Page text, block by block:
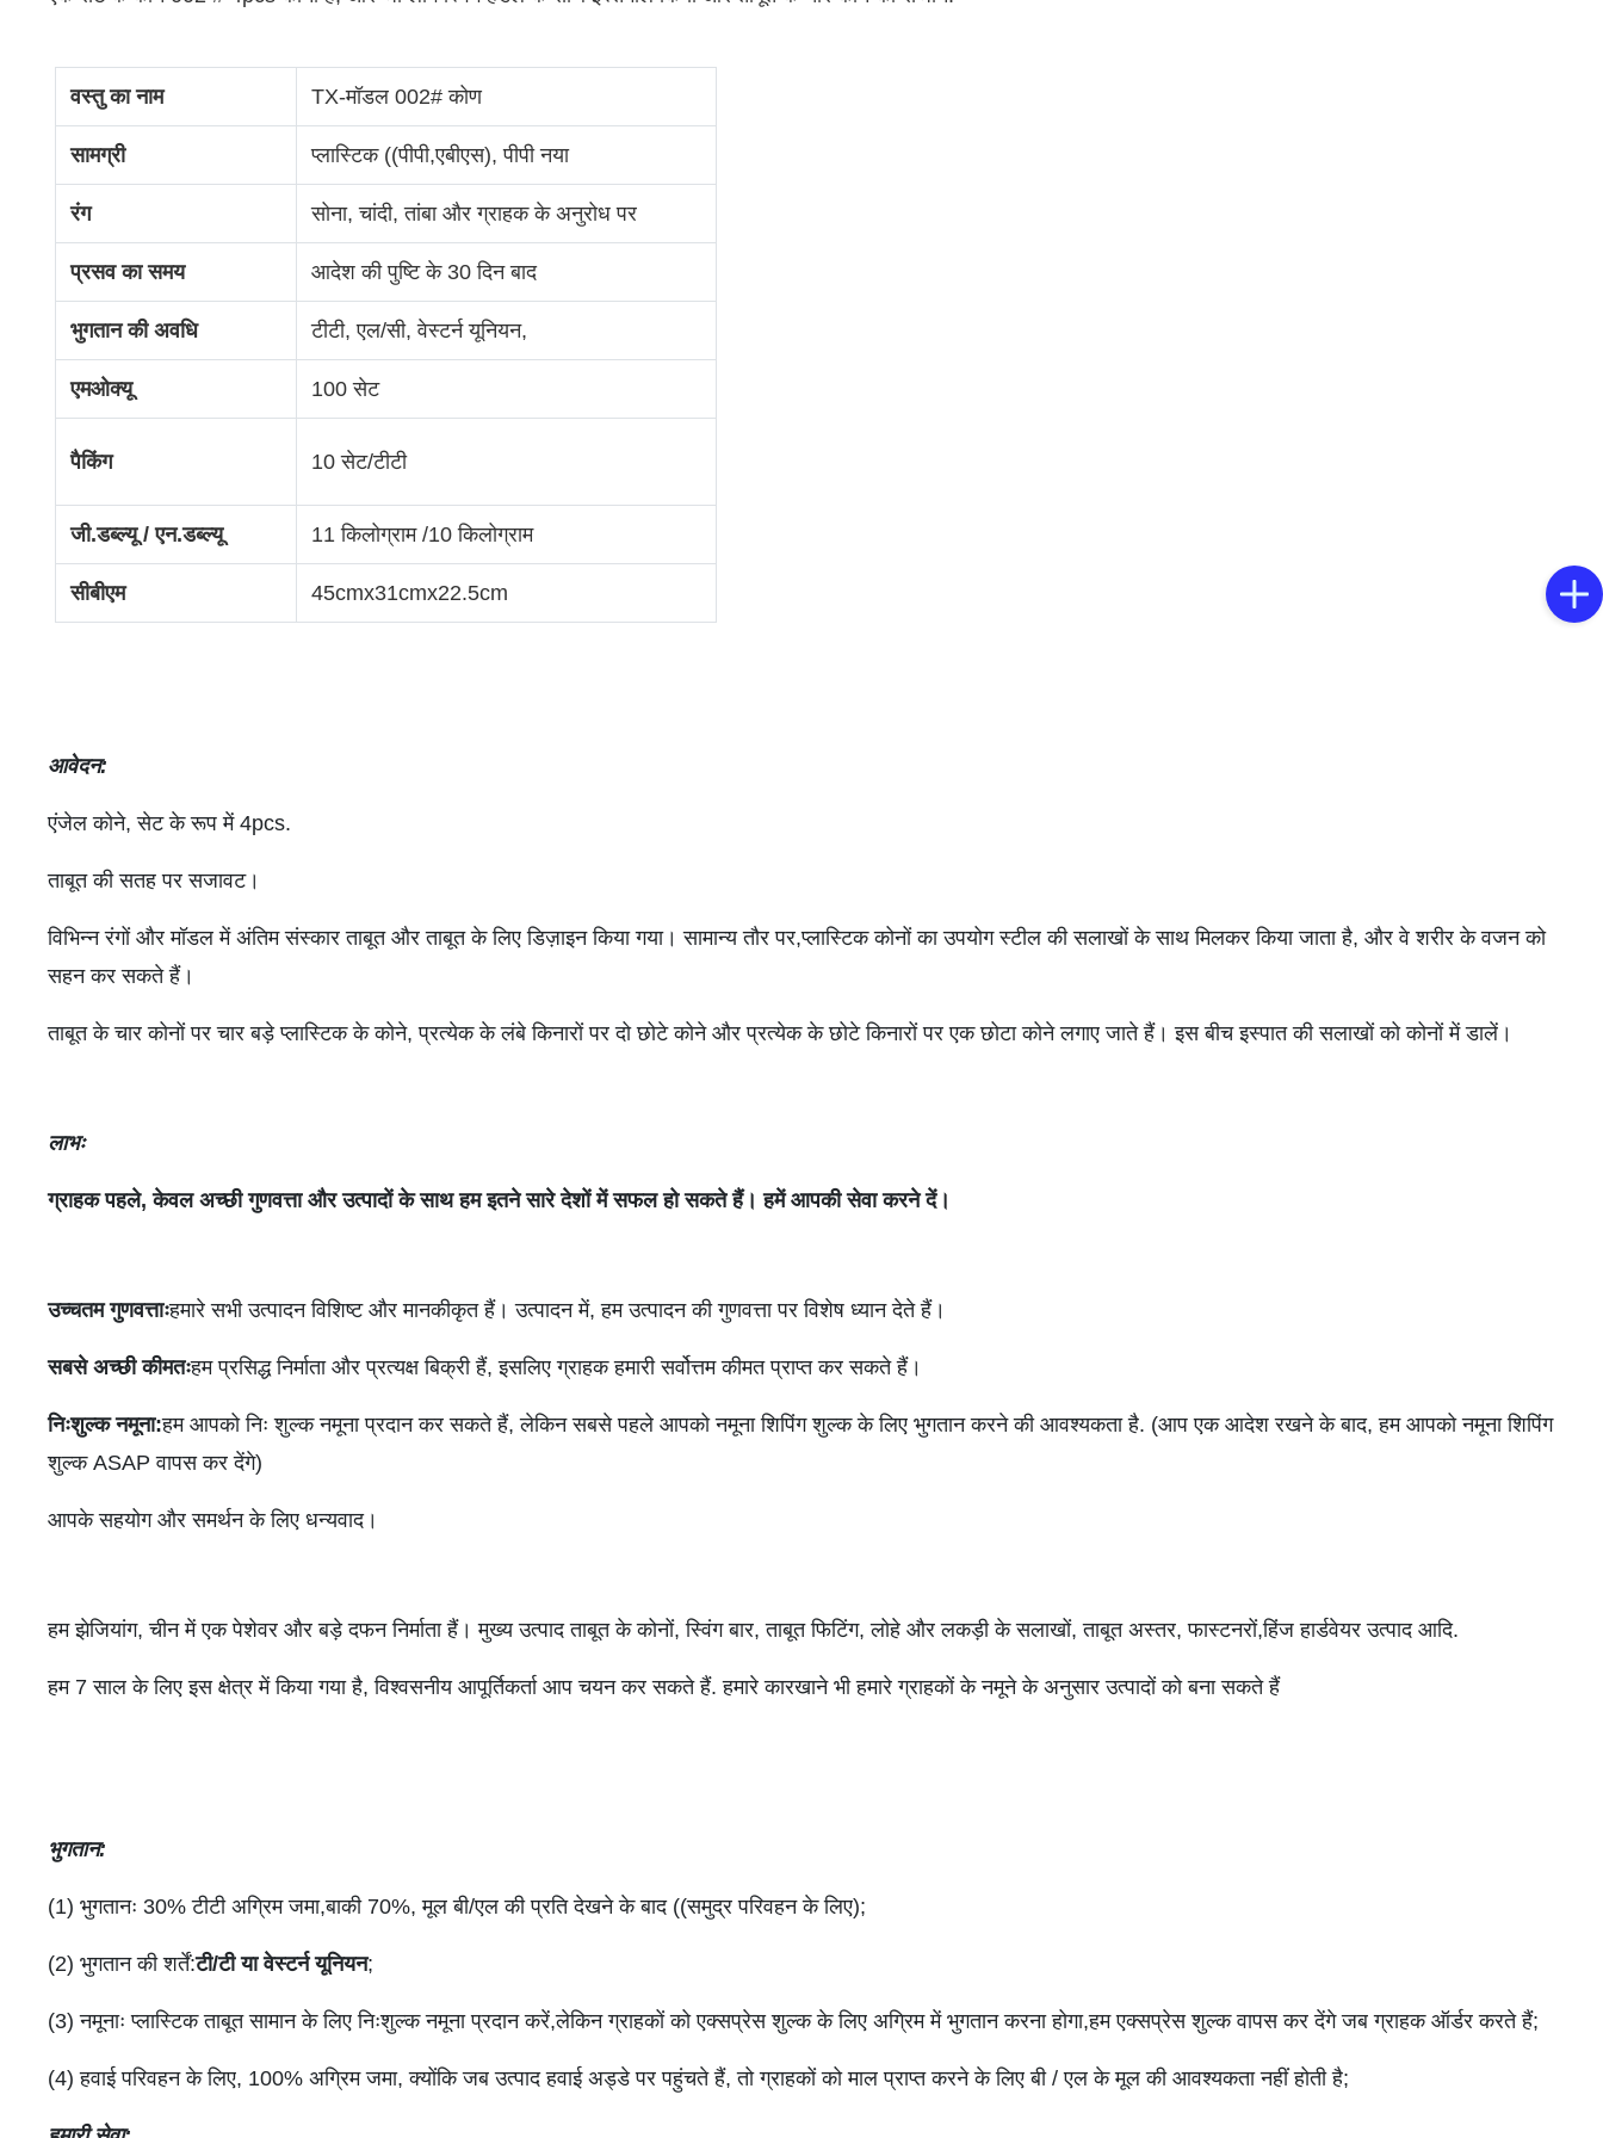
वस्तु का नाम TX-मॉडल 002# कोण
सामग्री प्लास्टिक ((पीपी,एबीएस), पीपी नया
रंग सोना, चांदी, तांबा और ग्राहक के अनुरोध पर
प्रसव का समय आदेश की पुष्टि के 30 दिन बाद
भुगतान की अवधि टीटी, एल/सी, वेस्टर्न यूनियन,
एमओक्यू 100 सेट
पैकिंग 10 सेट/टीटी
जी.डब्ल्यू / एन.डब्ल्यू 11 किलोग्राम /10 किलोग्राम
सीबीएम 45cmx31cmx22.5cm
आवेदन:
एंजेल कोने, सेट के रूप में 4pcs.
ताबूत की सतह पर सजावट।
विभिन्न रंगों और मॉडल में अंतिम संस्कार ताबूत और ताबूत के लिए डिज़ाइन किया गया। सामान्य तौर पर,प्लास्टिक कोनों का उपयोग स्टील की सलाखों के साथ मिलकर किया जाता है, और वे शरीर के वजन को
सहन कर सकते हैं।
ताबूत के चार कोनों पर चार बड़े प्लास्टिक के कोने, प्रत्येक के लंबे किनारों पर दो छोटे कोने और प्रत्येक के छोटे किनारों पर एक छोटा कोने लगाए जाते हैं। इस बीच इस्पात की सलाखों को कोनों में डालें।
लाभः
ग्राहक पहले, केवल अच्छी गुणवत्ता और उत्पादों के साथ हम इतने सारे देशों में सफल हो सकते हैं। हमें आपकी सेवा करने दें।
उच्चतम गुणवत्ताःहमारे सभी उत्पादन विशिष्ट और मानकीकृत हैं। उत्पादन में, हम उत्पादन की गुणवत्ता पर विशेष ध्यान देते हैं।
सबसे अच्छी कीमतःहम प्रसिद्ध निर्माता और प्रत्यक्ष बिक्री हैं, इसलिए ग्राहक हमारी सर्वोत्तम कीमत प्राप्त कर सकते हैं।
निःशुल्क नमूना:हम आपको निः शुल्क नमूना प्रदान कर सकते हैं, लेकिन सबसे पहले आपको नमूना शिपिंग शुल्क के लिए भुगतान करने की आवश्यकता है. (आप एक आदेश रखने के बाद, हम आपको नमूना शिपिंग
शुल्क ASAP वापस कर देंगे)
आपके सहयोग और समर्थन के लिए धन्यवाद।
हम झेजियांग, चीन में एक पेशेवर और बड़े दफन निर्माता हैं। मुख्य उत्पाद ताबूत के कोनों, स्विंग बार, ताबूत फिटिंग, लोहे और लकड़ी के सलाखों, ताबूत अस्तर, फास्टनरों,हिंज हार्डवेयर उत्पाद आदि.
हम 7 साल के लिए इस क्षेत्र में किया गया है, विश्वसनीय आपूर्तिकर्ता आप चयन कर सकते हैं. हमारे कारखाने भी हमारे ग्राहकों के नमूने के अनुसार उत्पादों को बना सकते हैं
भुगतान:
(1) भुगतानः 30% टीटी अग्रिम जमा,बाकी 70%, मूल बी/एल की प्रति देखने के बाद ((समुद्र परिवहन के लिए);
(2) भुगतान की शर्तें:टी/टी या वेस्टर्न यूनियन;
(3) नमूनाः प्लास्टिक ताबूत सामान के लिए निःशुल्क नमूना प्रदान करें,लेकिन ग्राहकों को एक्सप्रेस शुल्क के लिए अग्रिम में भुगतान करना होगा,हम एक्सप्रेस शुल्क वापस कर देंगे जब ग्राहक ऑर्डर करते हैं;
(4) हवाई परिवहन के लिए, 100% अग्रिम जमा, क्योंकि जब उत्पाद हवाई अड्डे पर पहुंचते हैं, तो ग्राहकों को माल प्राप्त करने के लिए बी / एल के मूल की आवश्यकता नहीं होती है;